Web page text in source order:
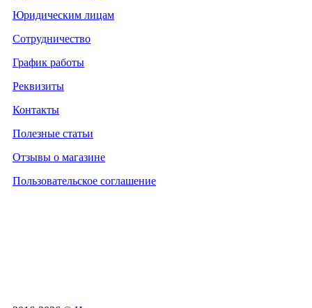
Юридическим лицам
Сотрудничество
График работы
Реквизиты
Контакты
Полезные статьи
Отзывы о магазине
Пользовательское соглашение